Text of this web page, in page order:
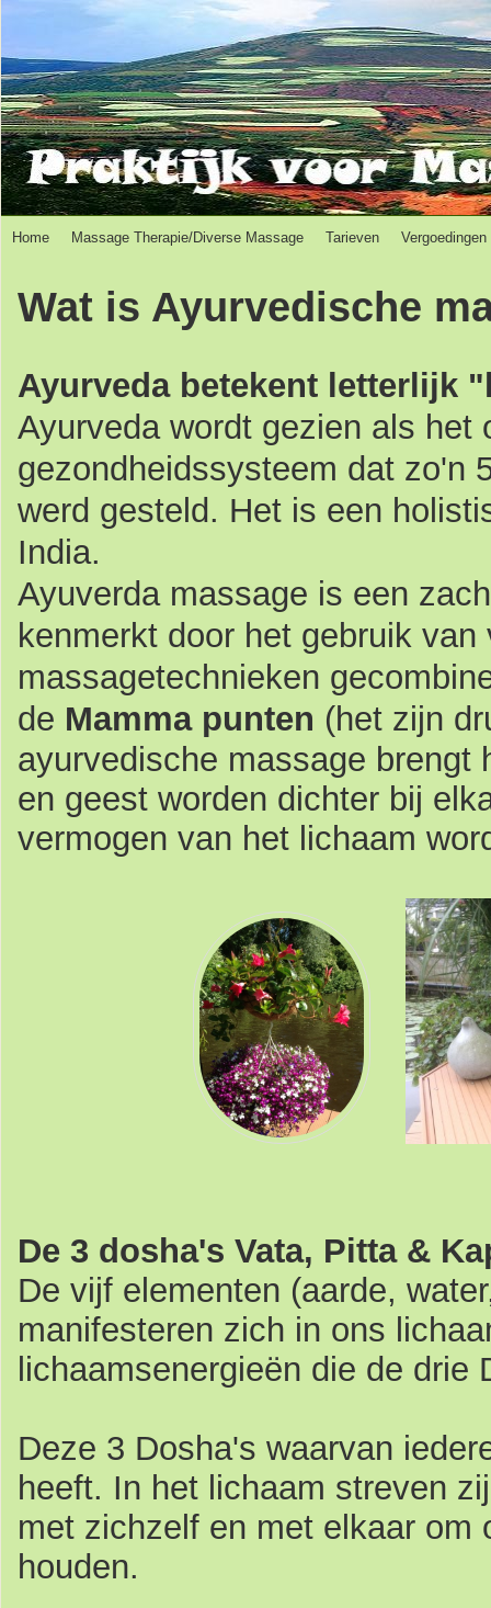
Home Massage Therapie/Diverse Massage Tarieven Vergoedingen
Wat is Ayurvedische
Ayurvedabetekent letterlijk
Ayurveda wordt gezien als het
gezondheidssysteem dat zo'n
werd gesteld. Het is een
India.
Ayuverda massage is een
kenmerkt door het gebruik
massagetechnieken
de Mamma punten (het zijn
ayurvedische massage brengt
en geest worden dichter bij
vermogen van het lichaam
De 3 dosha's Vata, Pitta &
De vijf elementen (aarde,
manifesteren zich in ons
lichaamsenergieën die de drie
Deze 3 Dosha's waarvan
heeft. In het lichaam streven
met zichzelf en met elkaar om
houden.